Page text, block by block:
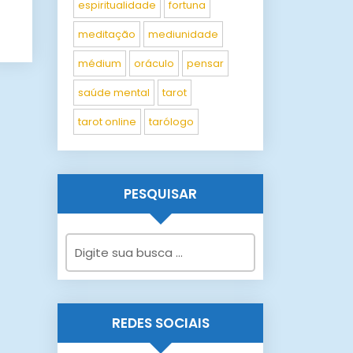
espiritualidade fortuna
meditação mediunidade
médium oráculo pensar
saúde mental tarot
tarot online tarólogo
PESQUISAR
REDES SOCIAIS